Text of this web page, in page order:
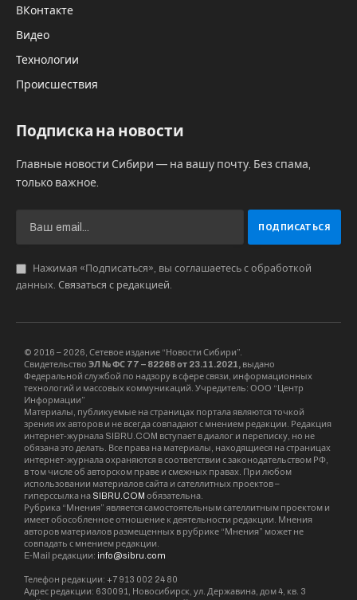
ВКонтакте
Видео
Технологии
Происшествия
Подписка на новости
Главные новости Сибири — на вашу почту. Без спама,
только важное.
Нажимая «Подписаться», вы соглашаетесь с обработкой
данных. Связаться с редакцией.
© 2016 – 2026, Сетевое издание “Новости Сибири”.
Свидетельство ЭЛ № ФС 77 – 82268 от 23.11.2021, выдано
Федеральной службой по надзору в сфере связи, информационных
технологий и массовых коммуникаций. Учредитель: ООО “Центр
Информации”
Материалы, публикуемые на страницах портала являются точкой
зрения их авторов и не всегда совпадают с мнением редакции. Редакция
интернет-журнала SIBRU.COM вступает в диалог и переписку, но не
обязана это делать. Все права на материалы, находящиеся на страницах
интернет-журнала охраняются в соответствии с законодательством РФ,
в том числе об авторском праве и смежных правах. При любом
использовании материалов сайта и сателлитных проектов –
гиперссылка на SIBRU.COM обязательна.
Рубрика “Мнения” является самостоятельным сателлитным проектом и
имеет обособленное отношение к деятельности редакции. Мнения
авторов материалов размещенных в рубрике “Мнения” может не
совпадать с мнением редакции.
E-Mail редакции: info@sibru.com
Телефон редакции: +7 913 002 24 80
Адрес редакции: 630091, Новосибирск, ул. Державина, дом 4, кв. 3